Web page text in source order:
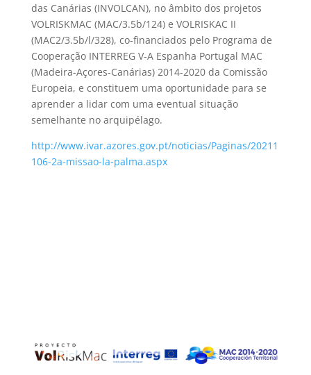
das Canárias (INVOLCAN), no âmbito dos projetos
VOLRISKMAC (MAC/3.5b/124) e VOLRISKAC II
(MAC2/3.5b/l/328), co-financiados pelo Programa de
Cooperação INTERREG V-A Espanha Portugal MAC
(Madeira-Açores-Canárias) 2014-2020 da Comissão
Europeia, e constituem uma oportunidade para se
aprender a lidar com uma eventual situação
semelhante no arquipélago.
http://www.ivar.azores.gov.pt/noticias/Paginas/20211
106-2a-missao-la-palma.aspx